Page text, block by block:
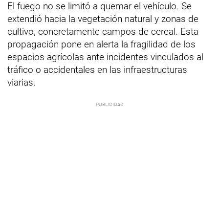
El fuego no se limitó a quemar el vehículo. Se
extendió hacia la vegetación natural y zonas de
cultivo, concretamente campos de cereal. Esta
propagación pone en alerta la fragilidad de los
espacios agrícolas ante incidentes vinculados al
tráfico o accidentales en las infraestructuras
viarias.